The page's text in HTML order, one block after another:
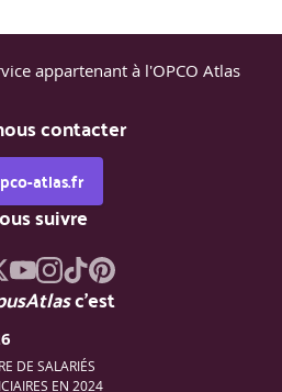
appartenant à l'OPCO Atlas
contacter
atlas.fr
suivre
c'est
DE SALARIÉS
EN 2024